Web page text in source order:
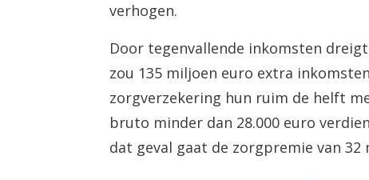
verhogen.
Door tegenvallende inkomsten
zou 135 miljoen euro extra
zorgverzekering hun ruim de helft
bruto minder dan 28.000 euro
dat geval gaat de zorgpremie van 32